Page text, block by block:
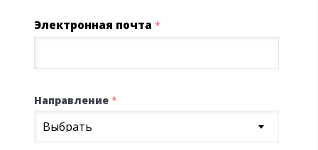
Электронная почта *
Направление *
Выбрать